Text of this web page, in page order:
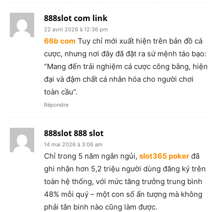
888slot com link
22 avril 2026 à 12:36 pm
66b com Tuy chỉ mới xuất hiện trên bản đồ cá
cược, nhưng nơi đây đã đặt ra sứ mệnh táo bạo:
“Mang đến trải nghiệm cá cược công bằng, hiện
đại và đậm chất cá nhân hóa cho người chơi
toàn cầu”.
Répondre
888slot 888 slot
14 mai 2026 à 3:06 am
Chỉ trong 5 năm ngắn ngủi, slot365 poker đã
ghi nhận hơn 5,2 triệu người dùng đăng ký trên
toàn hệ thống, với mức tăng trưởng trung bình
48% mỗi quý – một con số ấn tượng mà không
phải tân binh nào cũng làm được.